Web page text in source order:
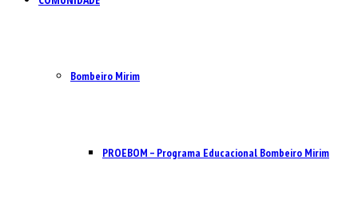
Bombeiro Mirim
PROEBOM – Programa Educacional Bombeiro Mirim